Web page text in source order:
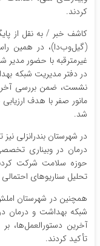
کردند.
کاشف خبر / به نقل از
(گیل‌وب‌دا)، در همین
غیرمترقبه با حضور
در دفتر مدیریت شبکه
نشست، ضمن بررسی
مانور صفر با هدف
شد.
در شهرستان بندرانزلی
درمان در وبیناری
حوزه سلامت شرکت
تحلیل سناریوهای
همچنین در شهرستان
شبکه بهداشت و درمان
آخرین دستورالعمل‌ها،
تأکید کردند.